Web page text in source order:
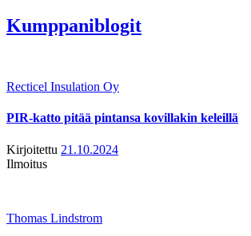
Kumppaniblogit
Recticel Insulation Oy
PIR-katto pitää pintansa kovillakin keleillä
Kirjoitettu 21.10.2024
Ilmoitus
Thomas Lindstrom